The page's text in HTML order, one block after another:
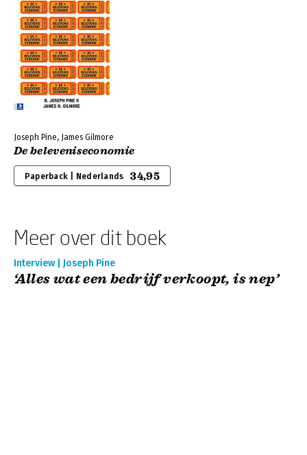
Joseph Pine, James Gilmore
De beleveniseconomie
Paperback | Nederlands 34,95
Meer over dit boek
Interview | Joseph Pine
‘Alles wat een bedrijf verkoopt, is nep’